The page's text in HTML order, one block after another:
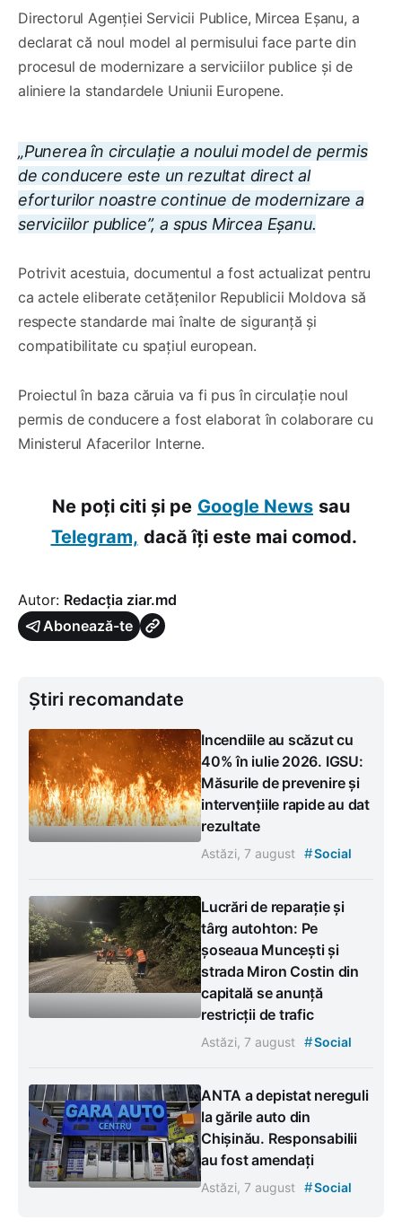
Directorul Agenției Servicii Publice, Mircea Eșanu, a
declarat că noul model al permisului face parte din
procesul de modernizare a serviciilor publice și de
aliniere la standardele Uniunii Europene.
„Punerea în circulație a noului model de permis
de conducere este un rezultat direct al
eforturilor noastre continue de modernizare a
serviciilor publice”, a spus Mircea Eșanu.
Potrivit acestuia, documentul a fost actualizat pentru
ca actele eliberate cetățenilor Republicii Moldova să
respecte standarde mai înalte de siguranță și
compatibilitate cu spațiul european.
Proiectul în baza căruia va fi pus în circulație noul
permis de conducere a fost elaborat în colaborare cu
Ministerul Afacerilor Interne.
Ne poți citi și pe Google News sau
Telegram, dacă îți este mai comod.
Autor: Redacția ziar.md
Abonează-te
Știri recomandate
Incendiile au scăzut cu
40% în iulie 2026. IGSU:
Măsurile de prevenire și
intervențiile rapide au dat
rezultate
Astăzi, 7 august #Social
Lucrări de reparație și
târg autohton: Pe
șoseaua Muncești și
strada Miron Costin din
capitală se anunță
restricții de trafic
Astăzi, 7 august #Social
ANTA a depistat nereguli
la gările auto din
Chișinău. Responsabilii
au fost amendați
Astăzi, 7 august #Social